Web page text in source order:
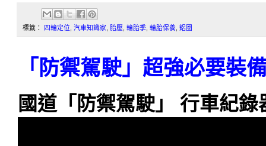
標籤： 四輪定位 汽車知識家 胎壓 輪胎季 輪胎保養 鋁圈
「防禦駕駛」超強必要裝
國道「防禦駕駛」 行車紀錄